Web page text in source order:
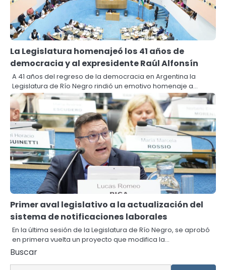
La Legislatura homenajeó los 41 años de
democracia y al expresidente Raúl Alfonsín
A 41 años del regreso de la democracia en Argentina la
Legislatura de Río Negro rindió un emotivo homenaje a…
Primer aval legislativo a la actualización del
sistema de notificaciones laborales
En la última sesión de la Legislatura de Río Negro, se aprobó
en primera vuelta un proyecto que modifica la…
Buscar